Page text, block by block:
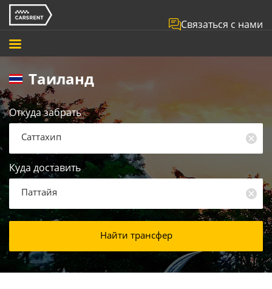
Связаться с нами
Таиланд
Откуда забрать
Саттахип
Куда доставить
Паттайя
Найти трансфер